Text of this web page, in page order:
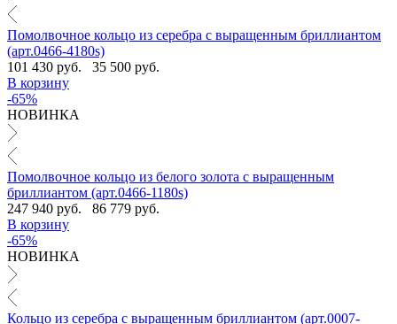
Помолвочное кольцо из серебра с выращенным бриллиантом
(арт.0466-4180s)
101 430 руб.
35 500 руб.
В корзину
-65%
НОВИНКА
Помолвочное кольцо из белого золота с выращенным
бриллиантом (арт.0466-1180s)
247 940 руб.
86 779 руб.
В корзину
-65%
НОВИНКА
Кольцо из серебра с выращенным бриллиантом (арт.0007-